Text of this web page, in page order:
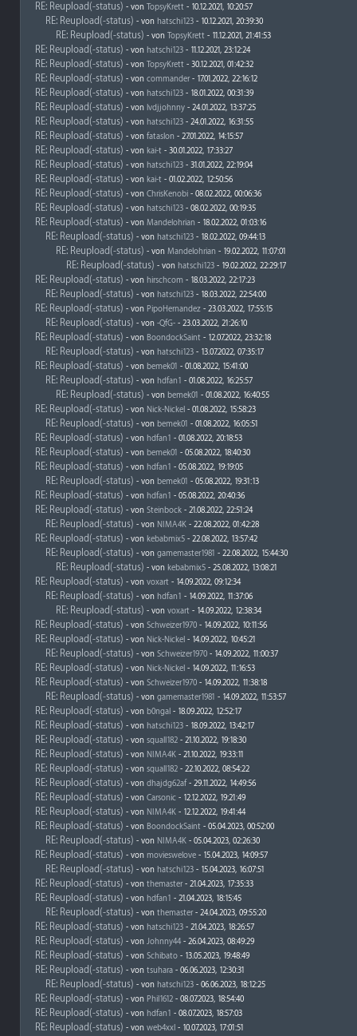
RE: Reupload(-status) - von TopsyKrett - 10.12.2021, 10:20:57
RE: Reupload(-status) - von hatschi123 - 10.12.2021, 20:39:30
RE: Reupload(-status) - von TopsyKrett - 11.12.2021, 21:41:53
RE: Reupload(-status) - von hatschi123 - 11.12.2021, 23:12:24
RE: Reupload(-status) - von TopsyKrett - 30.12.2021, 01:42:32
RE: Reupload(-status) - von commander- 17.01.2022, 22:16:12
RE: Reupload(-status) - von hatschi123 - 18.01.2022, 00:31:39
RE: Reupload(-status) - von lvdjjohnny - 24.01.2022, 13:37:25
RE: Reupload(-status) - von hatschi123 - 24.01.2022, 16:31:55
RE: Reupload(-status) - von fataslon - 27.01.2022, 14:15:57
RE: Reupload(-status) - von kai-t - 30.01.2022, 17:33:27
RE: Reupload(-status) - von hatschi123 - 31.01.2022, 22:19:04
RE: Reupload(-status) - von kai-t - 01.02.2022, 12:50:56
RE: Reupload(-status) - von ChrisKenobi - 08.02.2022, 00:06:36
RE: Reupload(-status) - von hatschi123 - 08.02.2022, 00:19:35
RE: Reupload(-status) - von Mandelohrian - 18.02.2022, 01:03:16
RE: Reupload(-status) - von hatschi123 - 18.02.2022, 09:44:13
RE: Reupload(-status) - von Mandelohrian - 19.02.2022, 11:07:01
RE: Reupload(-status) - von hatschi123 - 19.02.2022, 22:29:17
RE: Reupload(-status) - von hirschcom - 18.03.2022, 22:17:23
RE: Reupload(-status) - von hatschi123 - 18.03.2022, 22:54:00
RE: Reupload(-status) - von PipoHernandez - 23.03.2022, 17:55:15
RE: Reupload(-status) - von -QfG- - 23.03.2022, 21:26:10
RE: Reupload(-status) - von BoondockSaint - 12.07.2022, 23:32:18
RE: Reupload(-status) - von hatschi123 - 13.07.2022, 07:35:17
RE: Reupload(-status) - von bemek01 - 01.08.2022, 15:41:00
RE: Reupload(-status) - von hdfan1 - 01.08.2022, 16:25:57
RE: Reupload(-status) - von bemek01 - 01.08.2022, 16:40:55
RE: Reupload(-status) - von Nick-Nickel - 01.08.2022, 15:58:23
RE: Reupload(-status) - von bemek01 - 01.08.2022, 16:05:51
RE: Reupload(-status) - von hdfan1 - 01.08.2022, 20:18:53
RE: Reupload(-status) - von bemek01 - 05.08.2022, 18:40:30
RE: Reupload(-status) - von hdfan1 - 05.08.2022, 19:19:05
RE: Reupload(-status) - von bemek01 - 05.08.2022, 19:31:13
RE: Reupload(-status) - von hdfan1 - 05.08.2022, 20:40:36
RE: Reupload(-status) - von Steinbock - 21.08.2022, 22:51:24
RE: Reupload(-status) - von NIMA4K - 22.08.2022, 01:42:28
RE: Reupload(-status) - von kebabmix5 - 22.08.2022, 13:57:42
RE: Reupload(-status) - von gamemaster1981 - 22.08.2022, 15:44:30
RE: Reupload(-status) - von kebabmix5 - 25.08.2022, 13:08:21
RE: Reupload(-status) - von voxart - 14.09.2022, 09:12:34
RE: Reupload(-status) - von hdfan1 - 14.09.2022, 11:37:06
RE: Reupload(-status) - von voxart - 14.09.2022, 12:38:34
RE: Reupload(-status) - von Schweizer1970 - 14.09.2022, 10:11:56
RE: Reupload(-status) - von Nick-Nickel - 14.09.2022, 10:45:21
RE: Reupload(-status) - von Schweizer1970 - 14.09.2022, 11:00:37
RE: Reupload(-status) - von Nick-Nickel - 14.09.2022, 11:16:53
RE: Reupload(-status) - von Schweizer1970 - 14.09.2022, 11:38:18
RE: Reupload(-status) - von gamemaster1981 - 14.09.2022, 11:53:57
RE: Reupload(-status) - von b0ngal - 18.09.2022, 12:52:17
RE: Reupload(-status) - von hatschi123 - 18.09.2022, 13:42:17
RE: Reupload(-status) - von squall182 - 21.10.2022, 19:18:30
RE: Reupload(-status) - von NIMA4K - 21.10.2022, 19:33:11
RE: Reupload(-status) - von squall182 - 22.10.2022, 08:54:22
RE: Reupload(-status) - von dhajdg62af - 29.11.2022, 14:49:56
RE: Reupload(-status) - von Carsonic - 12.12.2022, 19:21:49
RE: Reupload(-status) - von NIMA4K - 12.12.2022, 19:41:44
RE: Reupload(-status) - von BoondockSaint - 05.04.2023, 00:52:00
RE: Reupload(-status) - von NIMA4K - 05.04.2023, 02:26:30
RE: Reupload(-status) - von movieswelove - 15.04.2023, 14:09:57
RE: Reupload(-status) - von hatschi123 - 15.04.2023, 16:07:51
RE: Reupload(-status) - von themaster- 21.04.2023, 17:35:33
RE: Reupload(-status) - von hdfan1 - 21.04.2023, 18:15:45
RE: Reupload(-status) - von themaster- 24.04.2023, 09:55:20
RE: Reupload(-status) - von hatschi123 - 21.04.2023, 18:26:57
RE: Reupload(-status) - von Johnny44 - 26.04.2023, 08:49:29
RE: Reupload(-status) - von Schibato - 13.05.2023, 19:48:49
RE: Reupload(-status) - von tsuhara - 06.06.2023, 12:30:31
RE: Reupload(-status) - von hatschi123 - 06.06.2023, 18:12:25
RE: Reupload(-status) - von Phil1612 - 08.07.2023, 18:54:40
RE: Reupload(-status) - von hdfan1 - 08.07.2023, 18:57:03
RE: Reupload(-status) - von web4xxl - 10.07.2023, 17:01:51